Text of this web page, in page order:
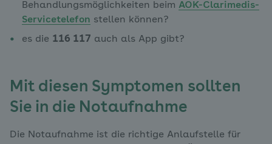
Behandlungsmöglichkeiten beim AOK-Clarimedis-
Servicetelefon stellen können?
es die 116 117 auch als App gibt?
Mit diesen Symptomen sollten
Sie in die Notaufnahme
Die Notaufnahme ist die richtige Anlaufstelle für